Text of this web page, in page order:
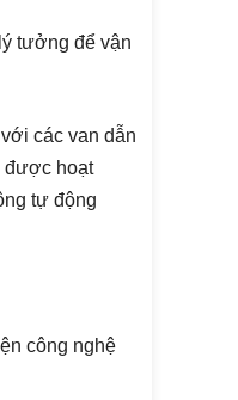
tưởng để vận
các van dẫn
được hoạt
tự động
công nghệ